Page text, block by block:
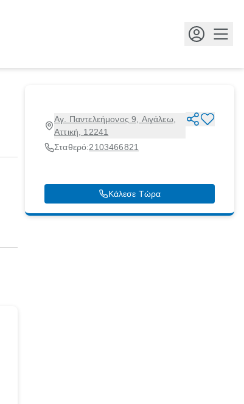
Αγ. Παντελεήμονος 9, Αιγάλεω,
Αττική, 12241
Σταθερό:2103466821
Κάλεσε Τώρα